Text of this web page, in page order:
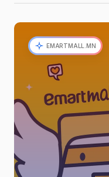
EMARTMALL.MN